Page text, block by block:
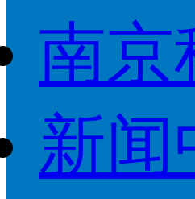
南京
新闻